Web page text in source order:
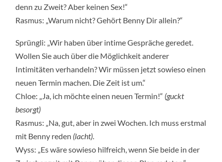
denn zu Zweit? Aber keinen Sex!“
Rasmus: „Warum nicht? Gehört Benny Dir allein?“
Sprüngli: „Wir haben über intime Gespräche geredet.
Wollen Sie auch über die Möglichkeit anderer
Intimitäten verhandeln? Wir müssen jetzt sowieso einen
neuen Termin machen. Die Zeit ist um.“
Chloe: „Ja, ich möchte einen neuen Termin!“ (guckt
besorgt)
Rasmus: „Na, gut, aber in zwei Wochen. Ich muss erstmal
mit Benny reden (lacht).
Wyss: „Es wäre sowieso hilfreich, wenn Sie beide in der